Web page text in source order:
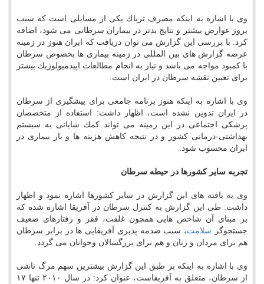
وی با اشاره به اینكه مصرف تریاك یكی از مسایلی است كه سبب
بروز عوارض بیشتر و نتایج بدتر در بیماران سرطانی می شود، اضافه
كرد: با بررسی این گزارش می توان دریافت كه ایران هنوز در زمینه
عرضه گزارش های بین المللی در زمینه بیماری ها بخصوص سرطان
با كمبود مواجه می باشد و نیاز به انجام مطالعات اپیدمیولوژیك بیشتر
برای تعیین نقشه سرطان در ایران است.
وی با اشاره به اینكه هنوز برنامه جامعی برای پیشگیری از سرطان
در ایران تدوین نشده است، اظهار داشت: استفاده از متخصصان
پزشكی اجتماعی در این زمینه می تواند كمك شایانی به سیستم
بهداشتی-درمانی كشور و در نتیجه كاهش هزینه ها و بار بیماری در
ایران محسوب شود.
تجربه سایر كشورها در حیطه سرطان
وی به یافته های این گزارش در سایر كشورها اشاره نمود و اظهار
داشت: طی این گزارش به كنترل سرطان در آفریقا اشاره شده كه
بر مبنای آن شاخص هایی همچون غلفت، فقر و رفتارهای ضعیف
جستجوگر سلامت، سبب صدمه پذیری آفریقایی ها در برابر سرطان
هم برای مردان و زنان و هم برای بزرگسالان وجوانان می گردد.
وی با اشاره به اینكه بر طبق این گزارش بیشترین سهم مرگ ناشی
از سرطان، متعلق به آفریقاست، عنوان كرد: در سال ۲۰۱۰ تنها ۱۷